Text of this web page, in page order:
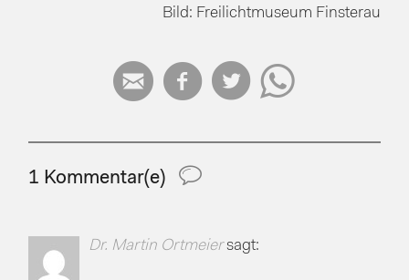
Bild: Freilichtmuseum Finsterau
   
1 Kommentar(e)
Dr. Martin Ortmeier sagt: